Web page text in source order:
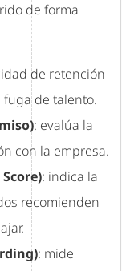
de forma
de retención
de talento.
: evalúa la
con la empresa.
: indica la
recomienden
: mide